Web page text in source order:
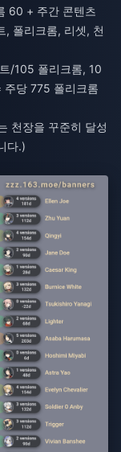
60 + 주간 콘텐츠
, 폴리크롬, 리셋, 천
/105 폴리크롬, 10
주당 775 폴리크롬
천장을 꾸준히 달성
다.)